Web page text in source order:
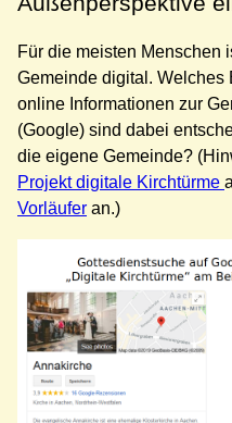
Für die meisten Menschen
Gemeinde digital.
online Informationen zur
(Google) sind dabei
die eigene Gemeinde?
Projekt digitale Kirchtürme
Vorläufer an.)